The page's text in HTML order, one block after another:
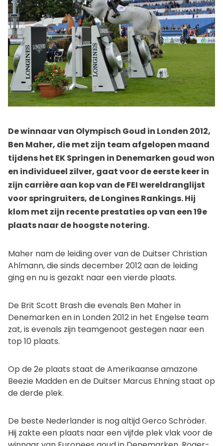
De winnaar van Olympisch Goud in Londen 2012,
Ben Maher, die met zijn team afgelopen maand
tijdens het EK Springen in Denemarken goud won
en individueel zilver, gaat voor de eerste keer in
zijn carrière aan kop van de FEI wereldranglijst
voor springruiters, de Longines Rankings. Hij
klom met zijn recente prestaties op van een 19e
plaats naar de hoogste notering.
Maher nam de leiding over van de Duitser Christian
Ahlmann, die sinds december 2012 aan de leiding
ging en nu is gezakt naar een vierde plaats.
De Brit Scott Brash die evenals Ben Maher in
Denemarken en in Londen 2012 in het Engelse team
zat, is evenals zijn teamgenoot gestegen naar een
top 10 plaats.
Op de 2e plaats staat de Amerikaanse amazone
Beezie Madden en de Duitser Marcus Ehning staat op
de derde plek.
De beste Nederlander is nog altijd Gerco Schröder.
Hij zakte een plaats naar een vijfde plek vlak voor de